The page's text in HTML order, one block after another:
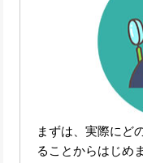
まずは、実際にど
ることからはじめ